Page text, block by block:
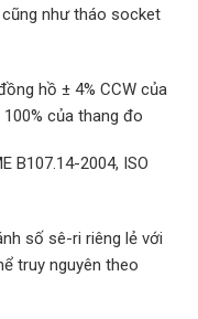
như tháo socket
hồ ± 4% CCW của
của thang đo
B107.14-2004, ISO
số sê-ri riêng lẻ với
truy nguyên theo